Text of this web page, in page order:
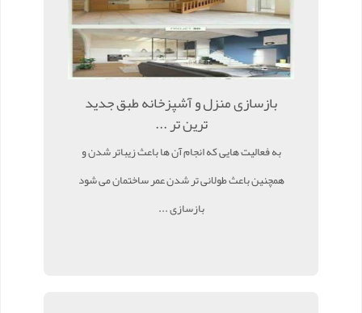
بازسازی منزل و آشپزخانه طبق جدید
ترین تر ...
به فعالیت هایی که انجام آن ها باعث زیباتر شدن و
همچنین باعث طولانی تر شدن عمر ساختمان می شود
بازسازی ...